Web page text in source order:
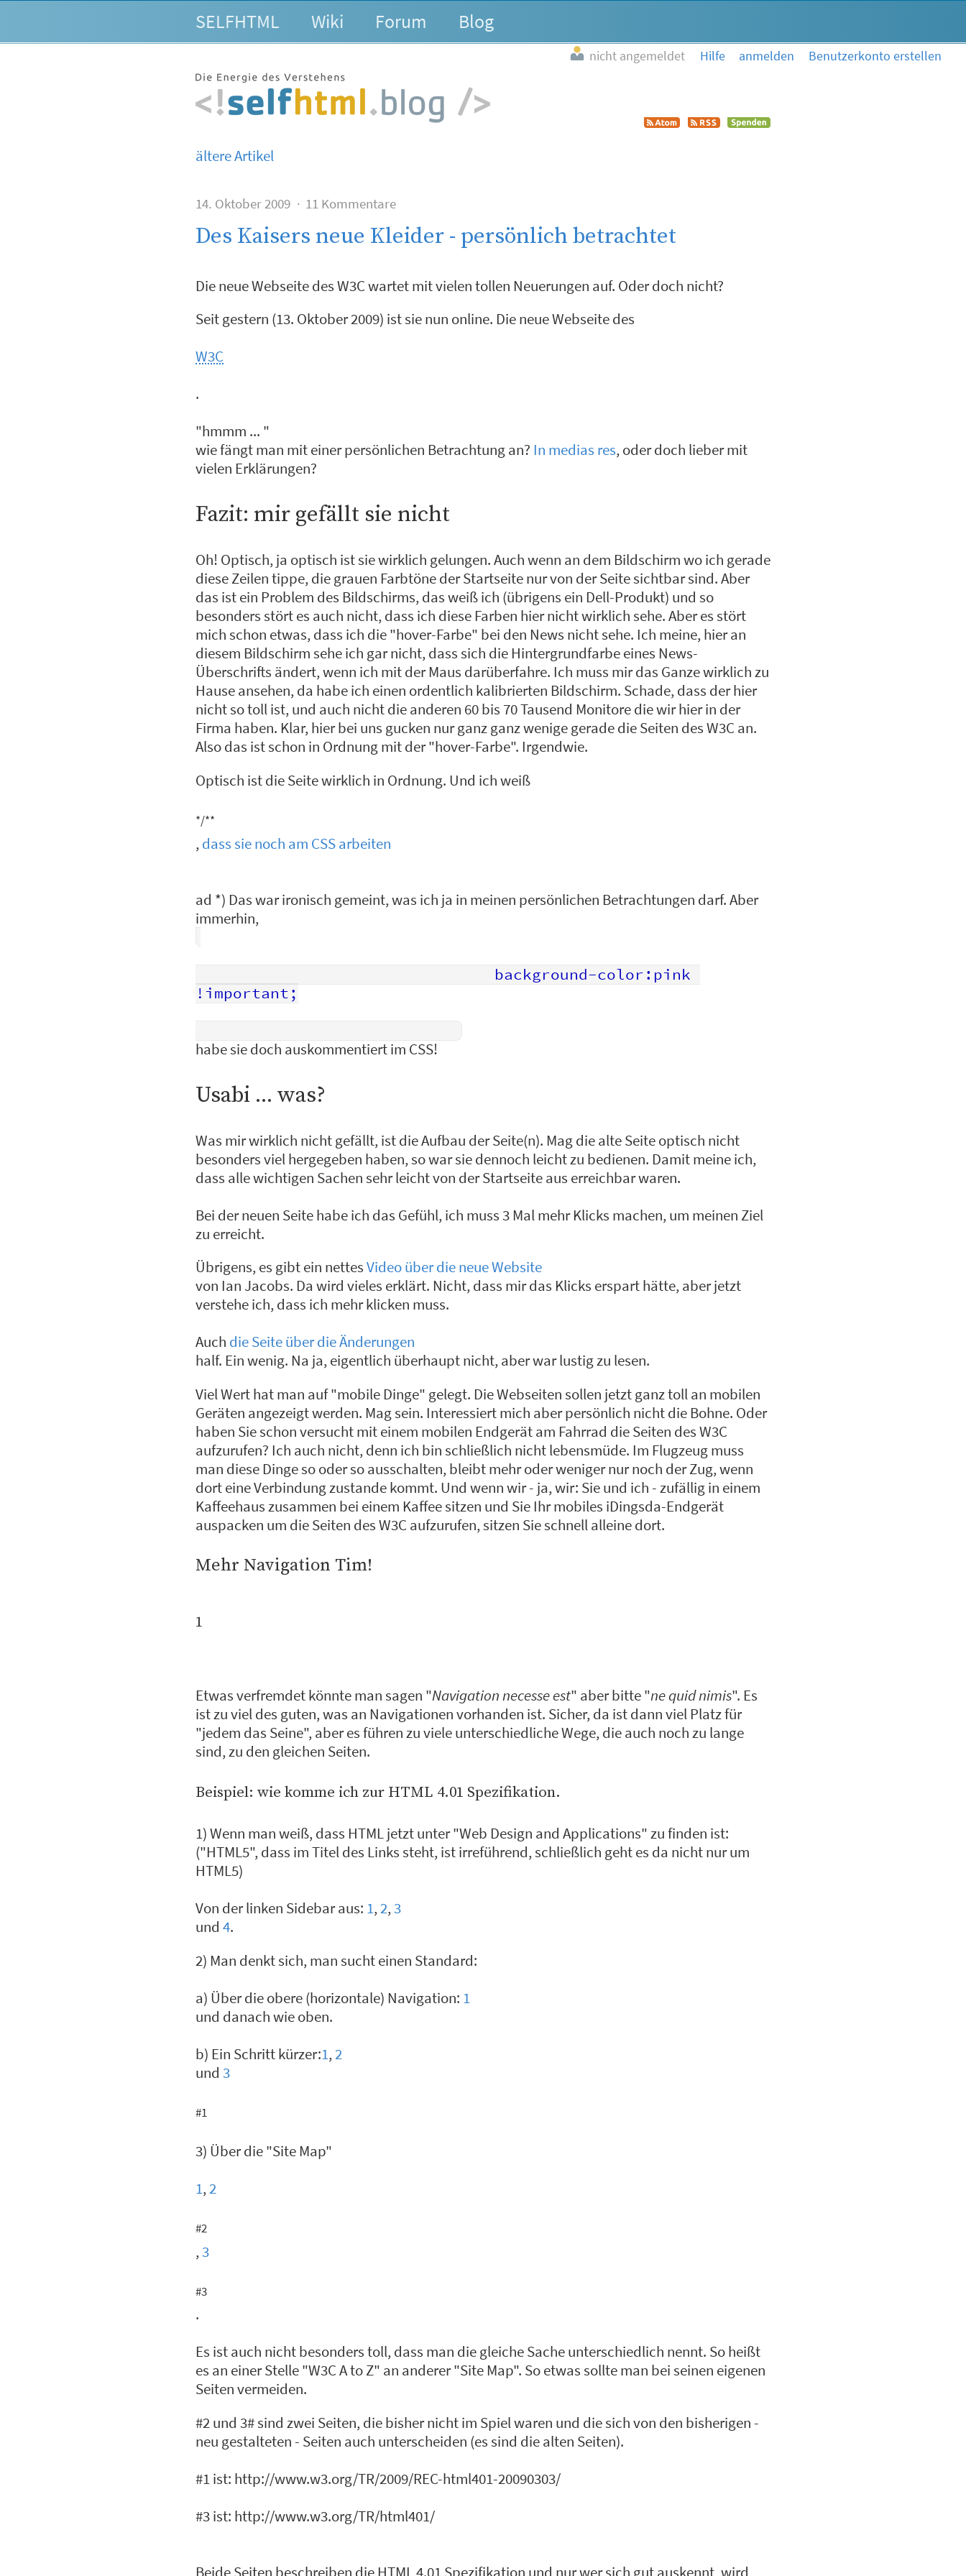
SELFHTML Wiki Forum Blog
nicht angemeldet Hilfe anmelden Benutzerkonto erstellen
ältere Artikel
14. Oktober 2009 11 Kommentare
Des Kaisers neue Kleider - persönlich betrachtet
Die neue Webseite des W3C wartet mit vielen tollen Neuerungen auf. Oder doch nicht?
Seit gestern (13. Oktober 2009) ist sie nun online. Die neue Webseite des
W3C
.
"hmmm ... "
wie fängt man mit einer persönlichen Betrachtung an? In medias res, oder doch lieber mit
vielen Erklärungen?
Fazit: mir gefällt sie nicht
Oh! Optisch, ja optisch ist sie wirklich gelungen. Auch wenn an dem Bildschirm wo ich gerade
diese Zeilen tippe, die grauen Farbtöne der Startseite nur von der Seite sichtbar sind. Aber
das ist ein Problem des Bildschirms, das weiß ich (übrigens ein Dell-Produkt) und so
besonders stört es auch nicht, dass ich diese Farben hier nicht wirklich sehe. Aber es stört
mich schon etwas, dass ich die "hover-Farbe" bei den News nicht sehe. Ich meine, hier an
diesem Bildschirm sehe ich gar nicht, dass sich die Hintergrundfarbe eines News-
Überschrifts ändert, wenn ich mit der Maus darüberfahre. Ich muss mir das Ganze wirklich zu
Hause ansehen, da habe ich einen ordentlich kalibrierten Bildschirm. Schade, dass der hier
nicht so toll ist, und auch nicht die anderen 60 bis 70 Tausend Monitore die wir hier in der
Firma haben. Klar, hier bei uns gucken nur ganz ganz wenige gerade die Seiten des W3C an.
Also das ist schon in Ordnung mit der "hover-Farbe". Irgendwie.
Optisch ist die Seite wirklich in Ordnung. Und ich weiß
*/**
,dass sie noch am CSS arbeiten
ad *) Das war ironisch gemeint, was ich ja in meinen persönlichen Betrachtungen darf. Aber
immerhin,
!important;
habe sie doch auskommentiert im CSS!
Usabi ... was?
Was mir wirklich nicht gefällt, ist die Aufbau der Seite(n). Mag die alte Seite optisch nicht
besonders viel hergegeben haben, so war sie dennoch leicht zu bedienen. Damit meine ich,
dass alle wichtigen Sachen sehr leicht von der Startseite aus erreichbar waren.
Bei der neuen Seite habe ich das Gefühl, ich muss 3 Mal mehr Klicks machen, um meinen Ziel
zu erreicht.
Übrigens, es gibt ein nettesVideo über die neue Website
von Ian Jacobs. Da wird vieles erklärt. Nicht, dass mir das Klicks erspart hätte, aber jetzt
verstehe ich, dass ich mehr klicken muss.
Auch die Seite über die Änderungen
half. Ein wenig. Na ja, eigentlich überhaupt nicht, aber war lustig zu lesen.
Viel Wert hat man auf "mobile Dinge" gelegt. Die Webseiten sollen jetzt ganz toll an mobilen
Geräten angezeigt werden. Mag sein. Interessiert mich aber persönlich nicht die Bohne. Oder
haben Sie schon versucht mit einem mobilen Endgerät am Fahrrad die Seiten des W3C
aufzurufen? Ich auch nicht, denn ich bin schließlich nicht lebensmüde. Im Flugzeug muss
man diese Dinge so oder so ausschalten, bleibt mehr oder weniger nur noch der Zug, wenn
dort eine Verbindung zustande kommt. Und wenn wir - ja, wir: Sie und ich - zufällig in einem
Kaffeehaus zusammen bei einem Kaffee sitzen und Sie Ihr mobiles iDingsda-Endgerät
auspacken um die Seiten des W3C aufzurufen, sitzen Sie schnell alleine dort.
Mehr Navigation Tim!
1
Etwas verfremdet könnte man sagen "Navigation necesse est" aber bitte "ne quid nimis". Es
ist zu viel des guten, was an Navigationen vorhanden ist. Sicher, da ist dann viel Platz für
"jedem das Seine", aber es führen zu viele unterschiedliche Wege, die auch noch zu lange
sind, zu den gleichen Seiten.
Beispiel: wie komme ich zur HTML 4.01 Spezifikation.
1) Wenn man weiß, dass HTML jetzt unter "Web Design and Applications" zu finden ist:
("HTML5", dass im Titel des Links steht, ist irreführend, schließlich geht es da nicht nur um
HTML5)
Von der linken Sidebar aus: 1,2,3
und 4.
2) Man denkt sich, man sucht einen Standard:
a) Über die obere (horizontale) Navigation: 1
und danach wie oben.
b) Ein Schritt kürzer:1,2
und 3
#1
3) Über die "Site Map"
1,2
#2
,3
#3
.
Es ist auch nicht besonders toll, dass man die gleiche Sache unterschiedlich nennt. So heißt
es an einer Stelle "W3C A to Z" an anderer "Site Map". So etwas sollte man bei seinen eigenen
Seiten vermeiden.
#2 und 3# sind zwei Seiten, die bisher nicht im Spiel waren und die sich von den bisherigen -
neu gestalteten - Seiten auch unterscheiden (es sind die alten Seiten).
#1 ist: http://www.w3.org/TR/2009/REC-html401-20090303/
#3 ist: http://www.w3.org/TR/html401/